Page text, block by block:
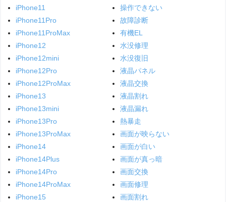
iPhone11
iPhone11Pro
iPhone11ProMax
iPhone12
iPhone12mini
iPhone12Pro
iPhone12ProMax
iPhone13
iPhone13mini
iPhone13Pro
iPhone13ProMax
iPhone14
iPhone14Plus
iPhone14Pro
iPhone14ProMax
iPhone15
操作できない
故障診断
有機EL
水没修理
水没復旧
液晶パネル
液晶交換
液晶割れ
液晶漏れ
熱暴走
画面が映らない
画面が白い
画面が真っ暗
画面交換
画面修理
画面割れ